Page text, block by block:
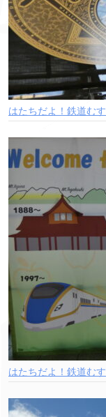
はたちだよ！鉄道む
はたちだよ！鉄道む